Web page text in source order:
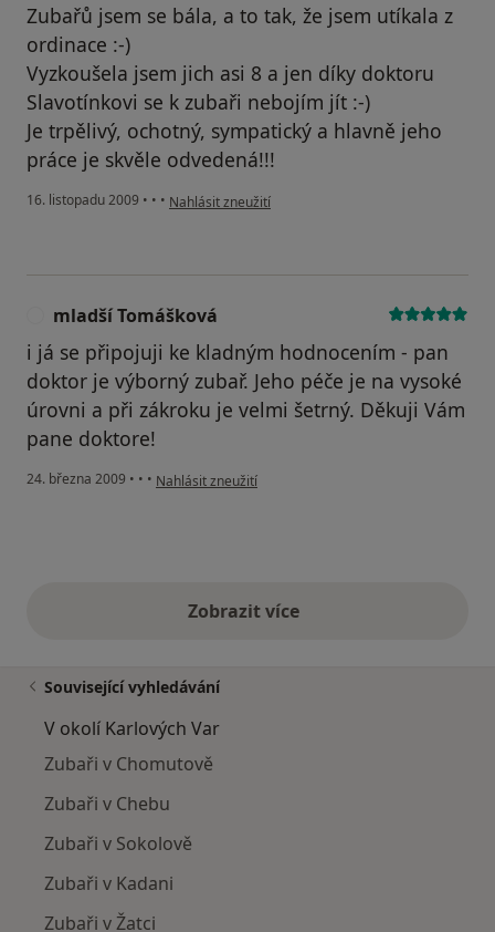
Zubařů jsem se bála, a to tak, že jsem utíkala z
ordinace :-)
Vyzkoušela jsem jich asi 8 a jen díky doktoru
Slavotínkovi se k zubaři nebojím jít :-)
Je trpělivý, ochotný, sympatický a hlavně jeho
práce je skvěle odvedená!!!
16. listopadu 2009 • • • podle názoru uživatele Váš účet byl odstraněn
Nahlásit zneužití
mladší Tomášková
i já se připojuji ke kladným hodnocením - pan
doktor je výborný zubař. Jeho péče je na vysoké
úrovni a při zákroku je velmi šetrný. Děkuji Vám
pane doktore!
24. března 2009 • • • podle názoru uživatele mladší Tomášková
Nahlásit zneužití
Zobrazit vícevýše uvedené názory
Související vyhledávání
V okolí Karlových Var
Zubaři v Chomutově
Zubaři v Chebu
Zubaři v Sokolově
Zubaři v Kadani
Zubaři v Žatci